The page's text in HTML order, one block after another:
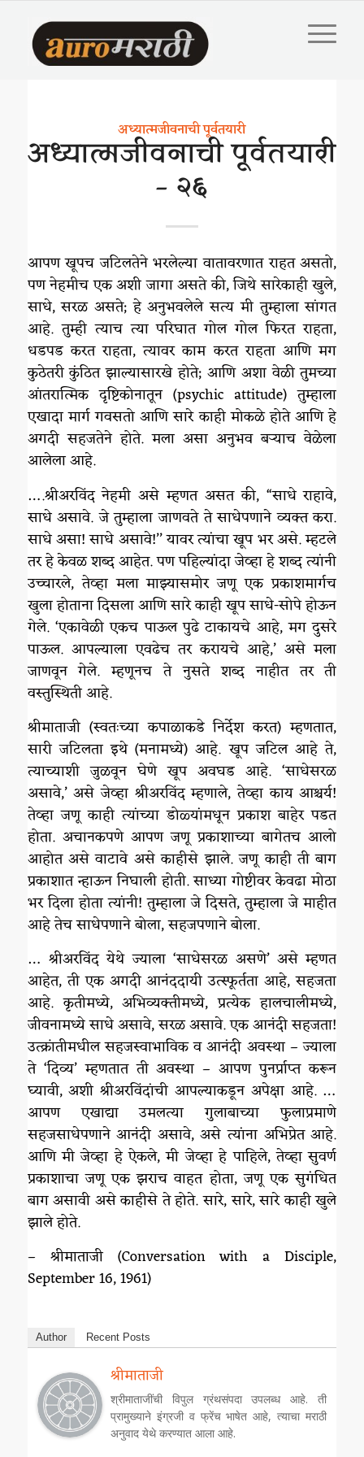
अध्यात्मजीवनाची पूर्वतयारी
अध्यात्मजीवनाची पूर्वतयारी
– २६
आपण खूपच जटिलतेने भरलेल्या वातावरणात राहत असतो,
पण नेहमीच एक अशी जागा असते की, जिथे सारेकाही खुले,
साधे, सरळ असते; हे अनुभवलेले सत्य मी तुम्हाला सांगत
आहे. तुम्ही त्याच त्या परिघात गोल गोल फिरत राहता,
धडपड करत राहता, त्यावर काम करत राहता आणि मग
कुठेतरी कुंठित झाल्यासारखे होते; आणि अशा वेळी तुमच्या
आंतरात्मिक दृष्टिकोनातून (psychic attitude) तुम्हाला
एखादा मार्ग गवसतो आणि सारे काही मोकळे होते आणि हे
अगदी सहजतेने होते. मला असा अनुभव बऱ्याच वेळेला
आलेला आहे.
….श्रीअरविंद नेहमी असे म्हणत असत की, “साधे राहावे,
साधे असावे. जे तुम्हाला जाणवते ते साधेपणाने व्यक्त करा.
साधे असा! साधे असावे!’’ यावर त्यांचा खूप भर असे. म्हटले
तर हे केवळ शब्द आहेत. पण पहिल्यांदा जेव्हा हे शब्द त्यांनी
उच्चारले, तेव्हा मला माझ्यासमोर जणू एक प्रकाशमार्गच
खुला होताना दिसला आणि सारे काही खूप साधे-सोपे होऊन
गेले. ‘एकावेळी एकच पाऊल पुढे टाकायचे आहे, मग दुसरे
पाऊल. आपल्याला एवढेच तर करायचे आहे,’ असे मला
जाणवून गेले. म्हणूनच ते नुसते शब्द नाहीत तर ती
वस्तुस्थिती आहे.
श्रीमाताजी (स्वतःच्या कपाळाकडे निर्देश करत) म्हणतात,
सारी जटिलता इथे (मनामध्ये) आहे. खूप जटिल आहे ते,
त्याच्याशी जुळवून घेणे खूप अवघड आहे. ‘साधेसरळ
असावे,’ असे जेव्हा श्रीअरविंद म्हणाले, तेव्हा काय आश्चर्य!
तेव्हा जणू काही त्यांच्या डोळ्यांमधून प्रकाश बाहेर पडत
होता. अचानकपणे आपण जणू प्रकाशाच्या बागेतच आलो
आहोत असे वाटावे असे काहीसे झाले. जणू काही ती बाग
प्रकाशात न्हाऊन निघाली होती. साध्या गोष्टीवर केवढा मोठा
भर दिला होता त्यांनी! तुम्हाला जे दिसते, तुम्हाला जे माहीत
आहे तेच साधेपणाने बोला, सहजपणाने बोला.
… श्रीअरविंद येथे ज्याला ‘साधेसरळ असणे’ असे म्हणत
आहेत, ती एक अगदी आनंददायी उत्स्फूर्तता आहे, सहजता
आहे. कृतीमध्ये, अभिव्यक्तीमध्ये, प्रत्येक हालचालीमध्ये,
जीवनामध्ये साधे असावे, सरळ असावे. एक आनंदी सहजता!
उत्क्रांतीमधील सहजस्वाभाविक व आनंदी अवस्था – ज्याला
ते ‘दिव्य’ म्हणतात ती अवस्था – आपण पुनर्प्राप्त करून
घ्यावी, अशी श्रीअरविंदांची आपल्याकडून अपेक्षा आहे. …
आपण एखाद्या उमलत्या गुलाबाच्या फुलाप्रमाणे
सहजसाधेपणाने आनंदी असावे, असे त्यांना अभिप्रेत आहे.
आणि मी जेव्हा हे ऐकले, मी जेव्हा हे पाहिले, तेव्हा सुवर्ण
प्रकाशाचा जणू एक झराच वाहत होता, जणू एक सुगंधित
बाग असावी असे काहीसे ते होते. सारे, सारे, सारे काही खुले
झाले होते.
– श्रीमाताजी (Conversation with a Disciple,
September 16, 1961)
Author Recent Posts
श्रीमाताजी
श्रीमाताजींची विपुल ग्रंथसंपदा उपलब्ध आहे. ती
प्रामुख्याने इंग्रजी व फ्रेंच भाषेत आहे, त्याचा मराठी
अनुवाद येथे करण्यात आला आहे.